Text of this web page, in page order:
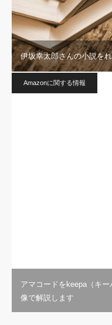
伊坂幸太郎さんの小説を
Amazonに関する情報
無料メール講座